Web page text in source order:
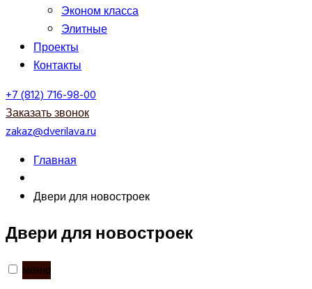
Эконом класса
Элитные
Проекты
Контакты
+7 (812) 716-98-00
Заказать звонок
zakaz@dverilava.ru
Главная
Двери для новостроек
Двери для новостроек
меню